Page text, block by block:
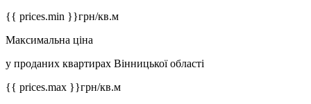
{{ prices.min }}грн/кв.м
Максимальна ціна
у проданих квартирах Вінницької області
{{ prices.max }}грн/кв.м